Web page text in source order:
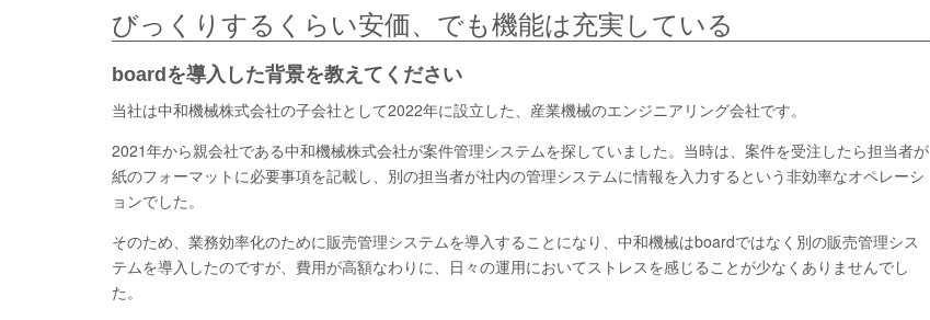
びっくりするくらい安価、でも機能は充実している
boardを導入した背景を教えてください
当社は中和機械株式会社の子会社として2022年に設立した、産業機械のエンジニアリング会社です。
2021年から親会社である中和機械株式会社が案件管理システムを探していました。当時は、案件を受注したら担当者が
紙のフォーマットに必要事項を記載し、別の担当者が社内の管理システムに情報を入力するという非効率なオペレーシ
ョンでした。
そのため、業務効率化のために販売管理システムを導入することになり、中和機械はboardではなく別の販売管理シス
テムを導入したのですが、費用が高額なわりに、日々の運用においてストレスを感じることが少なくありませんでし
た。